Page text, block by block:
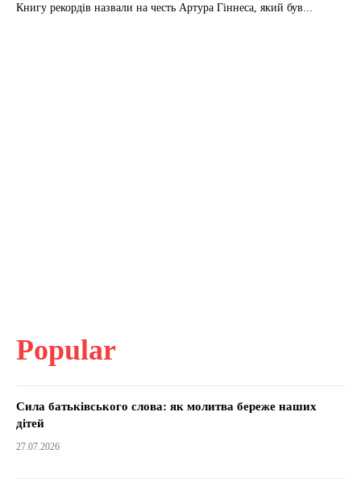
Книгу рекордів назвали на честь Артура Гіннеса, який був...
Popular
Сила батьківського слова: як молитва береже наших
дітей
27.07.2026